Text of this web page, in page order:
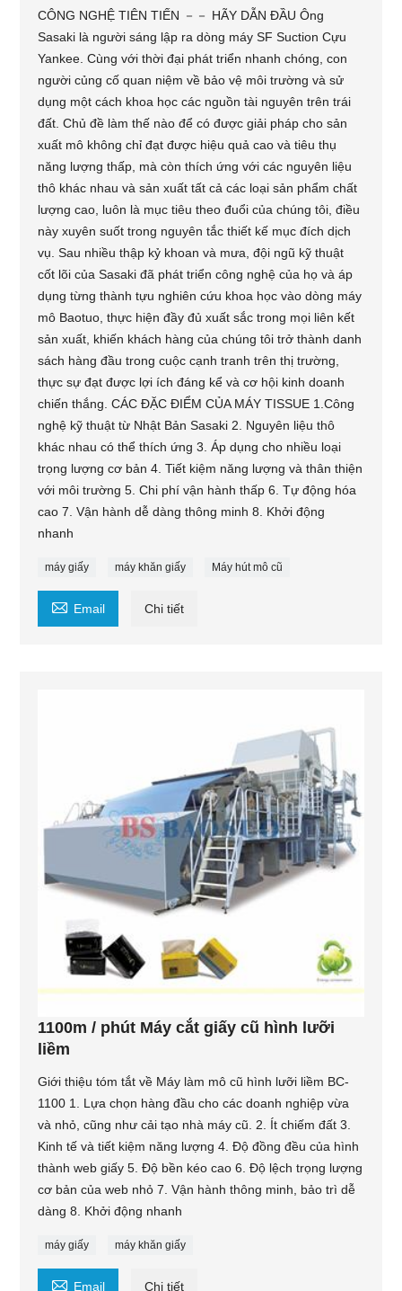
CÔNG NGHỆ TIÊN TIẾN －－ HÃY DẪN ĐẦU Ông
Sasaki là người sáng lập ra dòng máy SF Suction Cựu
Yankee. Cùng với thời đại phát triển nhanh chóng, con
người củng cố quan niệm về bảo vệ môi trường và sử
dụng một cách khoa học các nguồn tài nguyên trên trái
đất. Chủ đề làm thế nào để có được giải pháp cho sản
xuất mô không chỉ đạt được hiệu quả cao và tiêu thụ
năng lượng thấp, mà còn thích ứng với các nguyên liệu
thô khác nhau và sản xuất tất cả các loại sản phẩm chất
lượng cao, luôn là mục tiêu theo đuổi của chúng tôi, điều
này xuyên suốt trong nguyên tắc thiết kế mục đích dịch
vụ. Sau nhiều thập kỷ khoan và mưa, đội ngũ kỹ thuật
cốt lõi của Sasaki đã phát triển công nghệ của họ và áp
dụng từng thành tựu nghiên cứu khoa học vào dòng máy
mô Baotuo, thực hiện đầy đủ xuất sắc trong mọi liên kết
sản xuất, khiến khách hàng của chúng tôi trở thành danh
sách hàng đầu trong cuộc cạnh tranh trên thị trường,
thực sự đạt được lợi ích đáng kể và cơ hội kinh doanh
chiến thắng. CÁC ĐẶC ĐIỂM CỦA MÁY TISSUE 1.Công
nghệ kỹ thuật từ Nhật Bản Sasaki 2. Nguyên liệu thô
khác nhau có thể thích ứng 3. Áp dụng cho nhiều loại
trọng lượng cơ bản 4. Tiết kiệm năng lượng và thân thiện
với môi trường 5. Chi phí vận hành thấp 6. Tự động hóa
cao 7. Vận hành dễ dàng thông minh 8. Khởi động
nhanh
máy giấy máy khăn giấy Máy hút mô cũ
 Email Chi tiết
1100m / phút Máy cắt giấy cũ hình lưỡi
liềm
Giới thiệu tóm tắt về Máy làm mô cũ hình lưỡi liềm BC-
1100 1. Lựa chọn hàng đầu cho các doanh nghiệp vừa
và nhỏ, cũng như cải tạo nhà máy cũ. 2. Ít chiếm đất 3.
Kinh tế và tiết kiệm năng lượng 4. Độ đồng đều của hình
thành web giấy 5. Độ bền kéo cao 6. Độ lệch trọng lượng
cơ bản của web nhỏ 7. Vận hành thông minh, bảo trì dễ
dàng 8. Khởi động nhanh
máy giấy máy khăn giấy
 Email Chi tiết